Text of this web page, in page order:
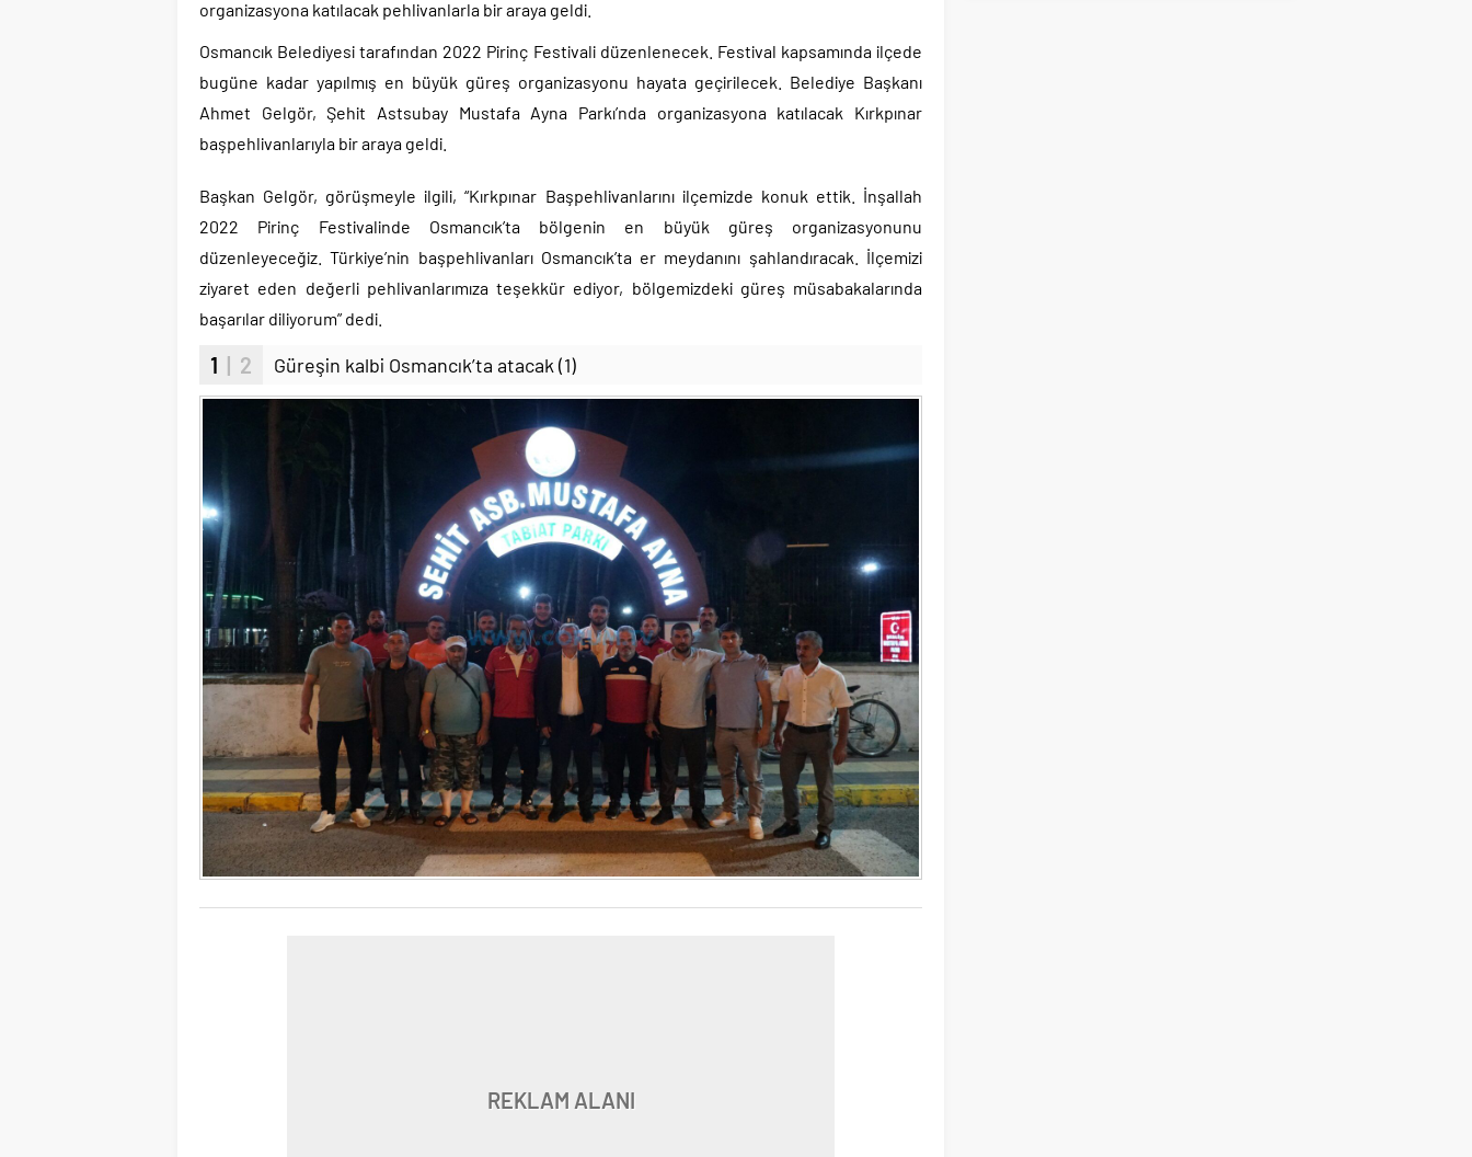
organizasyona katılacak pehlivanlarla bir araya geldi.
Osmancık Belediyesi tarafından 2022 Pirinç Festivali düzenlenecek. Festival kapsamında ilçede
bugüne kadar yapılmış en büyük güreş organizasyonu hayata geçirilecek. Belediye Başkanı
Ahmet Gelgör, Şehit Astsubay Mustafa Ayna Parkı’nda organizasyona katılacak Kırkpınar
başpehlivanlarıyla bir araya geldi.
Başkan Gelgör, görüşmeyle ilgili, “Kırkpınar Başpehlivanlarını ilçemizde konuk ettik. İnşallah
2022 Pirinç Festivalinde Osmancık’ta bölgenin en büyük güreş organizasyonunu
düzenleyeceğiz. Türkiye’nin başpehlivanları Osmancık’ta er meydanını şahlandıracak. İlçemizi
ziyaret eden değerli pehlivanlarımıza teşekkür ediyor, bölgemizdeki güreş müsabakalarında
başarılar diliyorum” dedi.
1 | 2 Güreşin kalbi Osmancık’ta atacak (1)
REKLAM ALANI